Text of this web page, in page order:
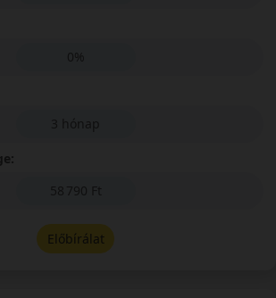
0%
3 hónap
58 790 Ft
Előbírálat